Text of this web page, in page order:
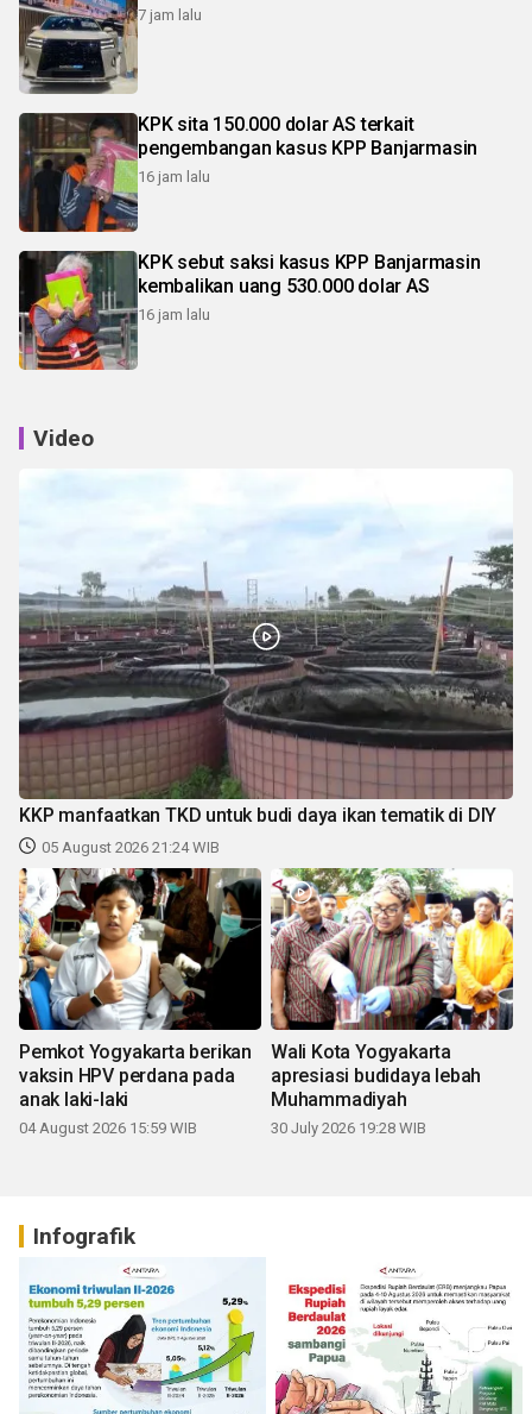
7 jam lalu
KPK sita 150.000 dolar AS terkait
pengembangan kasus KPP Banjarmasin
16 jam lalu
KPK sebut saksi kasus KPP Banjarmasin
kembalikan uang 530.000 dolar AS
16 jam lalu
Video
KKP manfaatkan TKD untuk budi daya ikan tematik di DIY
05 August 2026 21:24 WIB
Pemkot Yogyakarta berikan
vaksin HPV perdana pada
anak laki-laki
04 August 2026 15:59 WIB
Wali Kota Yogyakarta
apresiasi budidaya lebah
Muhammadiyah
30 July 2026 19:28 WIB
Infografik